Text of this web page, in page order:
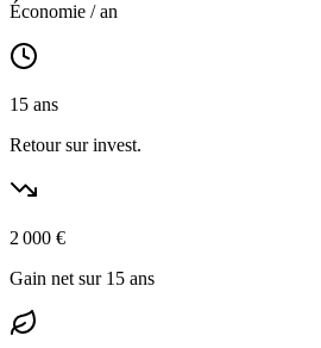
Économie / an
15 ans
Retour sur invest.
2 000 €
Gain net sur 15 ans